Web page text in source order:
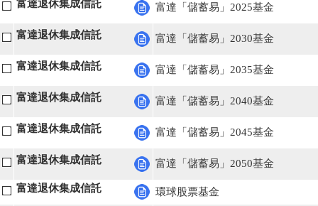
富達退休集成信託 富達「儲蓄易」2025基金
富達退休集成信託 富達「儲蓄易」2030基金
富達退休集成信託 富達「儲蓄易」2035基金
富達退休集成信託 富達「儲蓄易」2040基金
富達退休集成信託 富達「儲蓄易」2045基金
富達退休集成信託 富達「儲蓄易」2050基金
富達退休集成信託 環球股票基金